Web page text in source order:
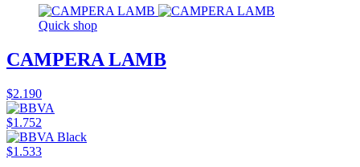
Quick shop
CAMPERA LAMB
$2.190
$1.752
$1.533